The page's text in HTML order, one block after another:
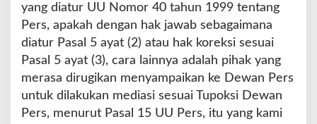
yang diatur UU Nomor 40 tahun 1999 tentang
Pers, apakah dengan hak jawab sebagaimana
diatur Pasal 5 ayat (2) atau hak koreksi sesuai
Pasal 5 ayat (3), cara lainnya adalah pihak yang
merasa dirugikan menyampaikan ke Dewan Pers
untuk dilakukan mediasi sesuai Tupoksi Dewan
Pers, menurut Pasal 15 UU Pers, itu yang kami